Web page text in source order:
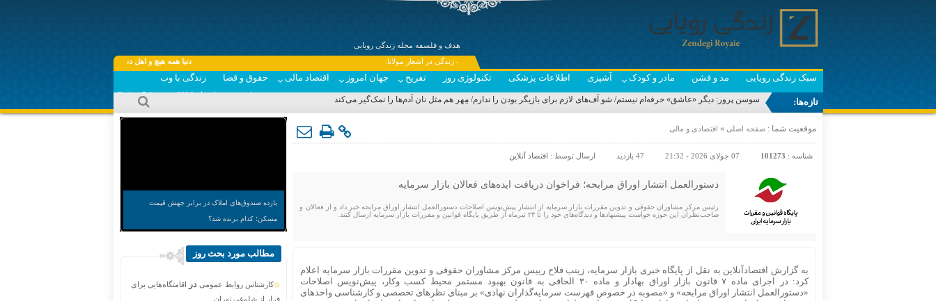
هدف و فلسفه مجله زندگی رویایی
---- زندگی در اشعار مولانا:
دنیا همه هیچ و اهل دنیا همه هیچ ، ‌ای هیچ برای هیچ بر هیچ
سبک زندگی رویایی مد و فشن مادر و کودک آشپزی اطلاعات پزشکی تکنولوژی روز تفریح جهان امروز اقتصاد مالی حقوق و قضا زندگی با وب
جمعه, ۱۶ مرداد , ۱۴۰۵ برابر با - Friday, 7 August , 2026
تازه‌ها: سوسن پرور: دیگر «عاشق» حرفه‌ام نیستم/ شو آف‌های لازم برای بازیگر بودن را ندارم/ مِهر هم مثل نان آدم‌ها را نمک‌گیر می‌کند
موقعیت شما : صفحه اصلی » اقتصادی و مالی
شناسه : 101273 07 جولای 2026 - 21:32 47 بازدید ارسال توسط : اقتصاد آنلاین
دستورالعمل انتشار اوراق مرابحه؛ فراخوان دریافت ایده‌های فعالان بازار سرمایه
رئیس مرکز مشاوران حقوقی و تدوین مقررات بازار سرمایه از انتشار پیش‌نویس اصلاحات دستورالعمل انتشار اوراق مرابحه خبر داد و از فعالان و
صاحب‌نظران این حوزه خواست پیشنهاد‌ها و دیدگاه‌های خود را تا ۲۴ تیرماه از طریق پایگاه قوانین و مقررات بازار سرمایه ارسال کنند.
به گزارش اقتصادآنلاین به نقل از پایگاه خبری بازار سرمایه، زینب فلاح رییس مرکز مشاوران حقوقی و تدوین مقررات بازار سرمایه اعلام
کرد: در اجرای ماده ۷ قانون بازار اوراق بهادار و ماده ۳۰ الحاقی به قانون بهبود مستمر محیط کسب وکار، پیش‌نویس اصلاحات
«دستورالعمل انتشار اوراق مرابحه» و «مصوبه در خصوص فهرست سرمایه‌گذاران نهادی» بر مبنای نظر‌های تخصصی و کارشناسی واحد‌های
بازده صندوق‌های املاک در برابر جهش قیمت
مسکن؛ کدام برنده شد؟
مطالب مورد بحث روز
کارشناس روابط عمومی در
اقامتگاه‌هایی برای
فرار از شلوغی تهران